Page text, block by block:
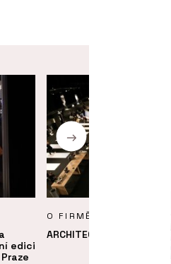
edici
O FIRMĚ
ARCHITECT@WORK